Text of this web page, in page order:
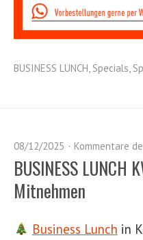
BUSINESS LUNCH, Specials,
08/12/2025 Kommentare
BUSINESS LUNCH
Mitnehmen
Business Lunch in